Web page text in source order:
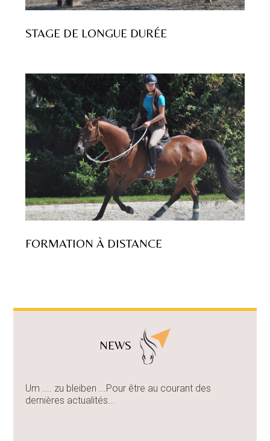
STAGE DE LONGUE DURÉE
FORMATION À DISTANCE
NEWS
Um .... zu bleiben ...Pour être au courant des
dernières actualités...